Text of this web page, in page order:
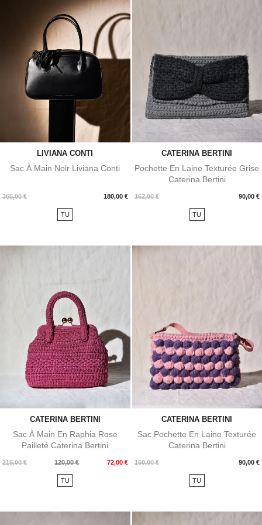
LIVIANA CONTI
Sac À Main Noir Liviana Conti
365,00 € 180,00 €
Prix
TU
CATERINA BERTINI
Pochette En Laine Texturée Grise
Caterina Bertini
162,00 € 90,00 €
Prix
TU
CATERINA BERTINI
Sac À Main En Raphia Rose
Pailleté Caterina Bertini
215,00 €
Prix
120,00 € 72,00 €
Prix
TU
CATERINA BERTINI
Sac Pochette En Laine Texturée
Caterina Bertini
160,00 € 90,00 €
Prix
TU